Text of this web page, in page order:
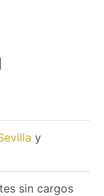
y
sin cargos